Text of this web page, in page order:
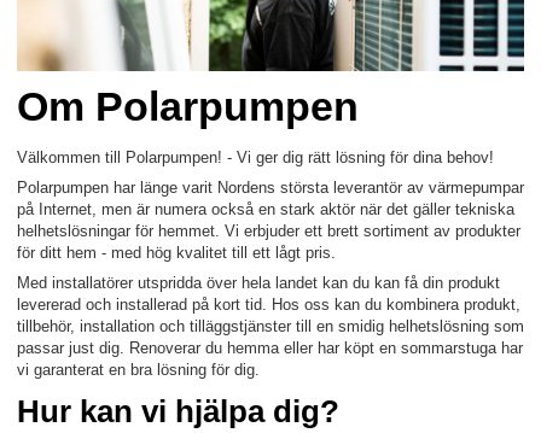
Om Polarpumpen
Välkommen till Polarpumpen! - Vi ger dig rätt lösning för dina behov!
Polarpumpen har länge varit Nordens största leverantör av värmepumpar
på Internet, men är numera också en stark aktör när det gäller tekniska
helhetslösningar för hemmet. Vi erbjuder ett brett sortiment av produkter
för ditt hem - med hög kvalitet till ett lågt pris.
Med installatörer utspridda över hela landet kan du kan få din produkt
levererad och installerad på kort tid. Hos oss kan du kombinera produkt,
tillbehör, installation och tilläggstjänster till en smidig helhetslösning som
passar just dig. Renoverar du hemma eller har köpt en sommarstuga har
vi garanterat en bra lösning för dig.
Hur kan vi hjälpa dig?